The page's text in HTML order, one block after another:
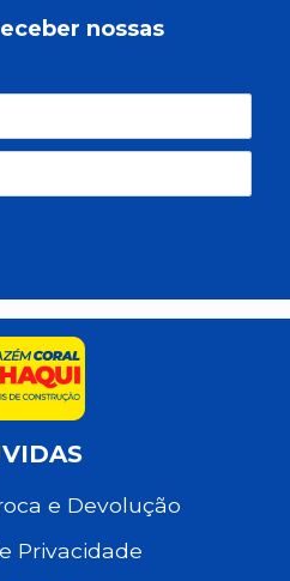
nossas
e Devolução
Privacidade